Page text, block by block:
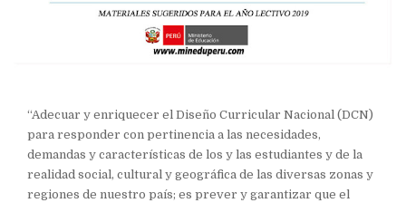
“Adecuar y enriquecer el Diseño Curricular Nacional (DCN)
para responder con pertinencia a las necesidades,
demandas y características de los y las estudiantes y de la
realidad social, cultural y geográfica de las diversas zonas y
regiones de nuestro país; es prever y garantizar que el